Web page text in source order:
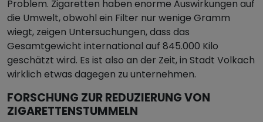
Problem. Zigaretten haben enorme Auswirkungen auf
die Umwelt, obwohl ein Filter nur wenige Gramm
wiegt, zeigen Untersuchungen, dass das
Gesamtgewicht international auf 845.000 Kilo
geschätzt wird. Es ist also an der Zeit, in Stadt Volkach
wirklich etwas dagegen zu unternehmen.
FORSCHUNG ZUR REDUZIERUNG VON
ZIGARETTENSTUMMELN